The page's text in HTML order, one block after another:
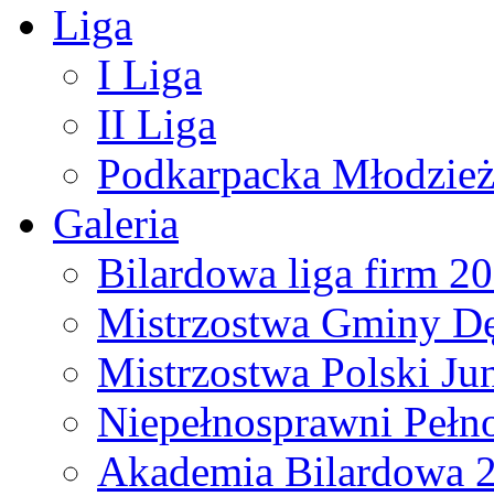
Liga
I Liga
II Liga
Podkarpacka
Galeria
Bilardowa liga firm
Mistrzostwa Gminy
Mistrzostwa Polski
Niepełnosprawni
Akademia Bilardowa